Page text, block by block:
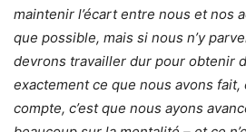
maintenir l’écart entre nous et nos
que possible, mais si nous n’y
devrons travailler dur pour obtenir
exactement ce que nous avons fait,
compte, c’est que nous ayons